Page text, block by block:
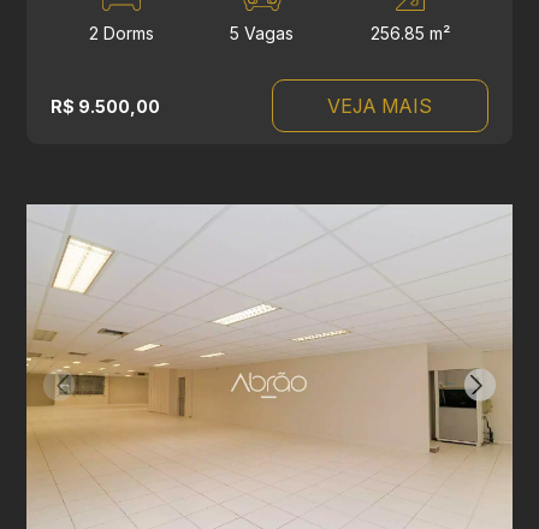
2 Dorms 5 Vagas 256.85 m²
R$ 9.500,00 VEJA MAIS